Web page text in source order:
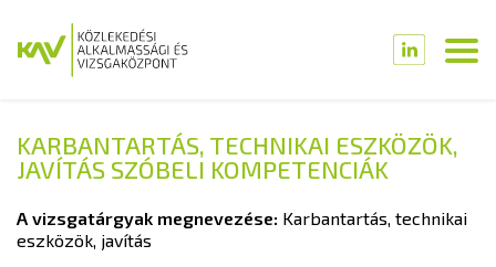
KARBANTARTÁS, TECHNIKAI ESZKÖZÖK,
JAVÍTÁS SZÓBELI KOMPETENCIÁK
A vizsgatárgyak megnevezése: Karbantartás, technikai
eszközök, javítás